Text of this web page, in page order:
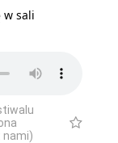
w sali
nami)